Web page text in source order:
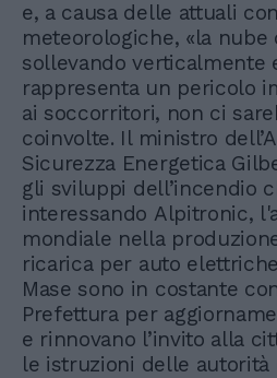
e, a causa delle attuali
meteorologiche, «la
sollevando verticalmente
rappresenta un pericolo
ai soccorritori, non ci
coinvolte. Il ministro
Sicurezza Energetica
gli sviluppi dell’incendio
interessando Alpitronic,
mondiale nella
ricarica per auto
Mase sono in costante
Prefettura per
e rinnovano l’invito alla
le istruzioni delle autorità